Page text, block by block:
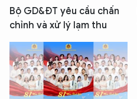
Bộ GD&ĐT yêu cầu chấn
chỉnh và xử lý lạm thu